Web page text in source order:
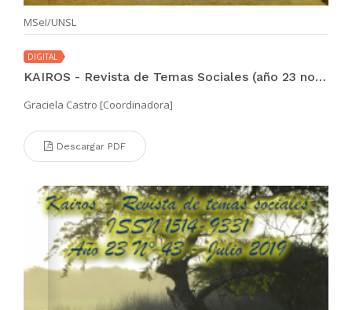
MSeI/UNSL
DIGITAL
KAIROS - Revista de Temas Sociales (año 23 no. 44 dic 2019)
Graciela Castro [Coordinadora]
Descargar PDF